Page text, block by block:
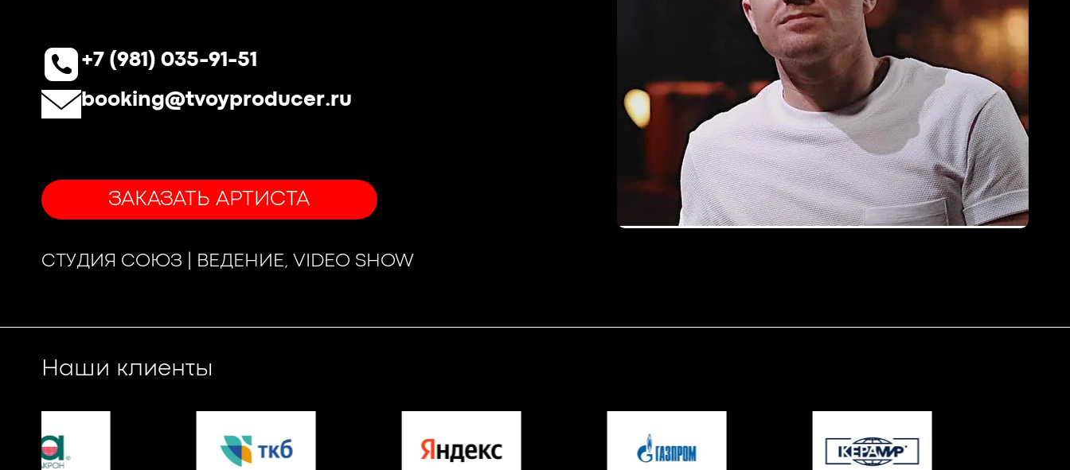
+7 (981) 035-91-51
booking@tvoyproducer.ru
ЗАКАЗАТЬ АРТИСТА
СТУДИЯ СОЮЗ | ВЕДЕНИЕ, VIDEO SHOW
Наши клиенты